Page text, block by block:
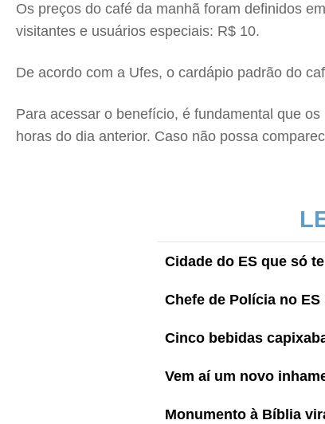
Os preços do café da manhã foram definidos
visitantes e usuários especiais: R$ 10.
De acordo com a Ufes, o cardápio padrão do
Para acessar o benefício, é fundamental que
horas do dia anterior. Caso não possa
Cidade do ES que só
Chefe de Polícia no
Cinco bebidas
Vem aí um novo
Monumento à Bíblia